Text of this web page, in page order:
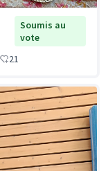
Soumis au
vote
21